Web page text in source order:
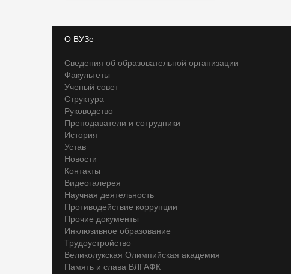
О ВУЗе
Сведения об образовательной организации
Факультеты
Ученый совет
Структура
Руководство
Преподаватели и сотрудники
История
Устав
Новости
Контакты
Видеогалерея
Научная деятельность
Противодействие коррупции
Прочие документы
Инклюзивное образование
Трудоустройство
Великолукская Олимпийская академия
Память и слава ВЛГАФК